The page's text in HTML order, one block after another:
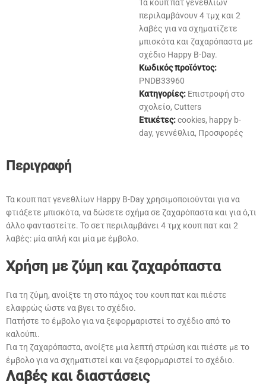
Τα κουπ πατ γενεθλίων
περιλαμβάνουν 4 τμχ και 2
λαβές για να σχηματίζετε
μπισκότα και ζαχαρόπαστα με
σχέδιο Happy B-Day.
Κωδικός προϊόντος:
PNDB33960
Κατηγορίες: Επιστροφή στο
σχολείο, Cutters
Ετικέτες:cookies, happy b-
day, γεννέθλια, Προσφορές
Περιγραφή
Τα κουπ πατ γενεθλίων Happy B-Day χρησιμοποιούνται για να
φτιάξετε μπισκότα, να δώσετε σχήμα σε ζαχαρόπαστα και για ό,τι
άλλο φανταστείτε. Το σετ περιλαμβάνει 4 τμχ κουπ πατ και 2
λαβές: μία απλή και μία με έμβολο.
Χρήση με ζύμη και ζαχαρόπαστα
Για τη ζύμη, ανοίξτε τη στο πάχος του κουπ πατ και πιέστε
ελαφρώς ώστε να βγει το σχέδιο.
Πατήστε το έμβολο για να ξεφορμαριστεί το σχέδιο από το
καλούπι.
Για τη ζαχαρόπαστα, ανοίξτε μια λεπτή στρώση και πιέστε με το
έμβολο για να σχηματιστεί και να ξεφορμαριστεί το σχέδιο.
Λαβές και διαστάσεις